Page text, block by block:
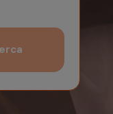
2026